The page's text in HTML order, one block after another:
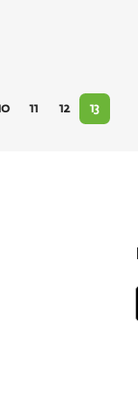
11 12 13